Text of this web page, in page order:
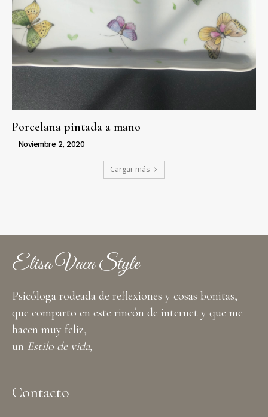
Porcelana pintada a mano
Noviembre 2, 2020
Cargar más
Elisa Vaca Style
Psicóloga rodeada de reflexiones y cosas bonitas,
que comparto en este rincón de internet y que me
hacen muy feliz,
un Estilo de vida,
Contacto